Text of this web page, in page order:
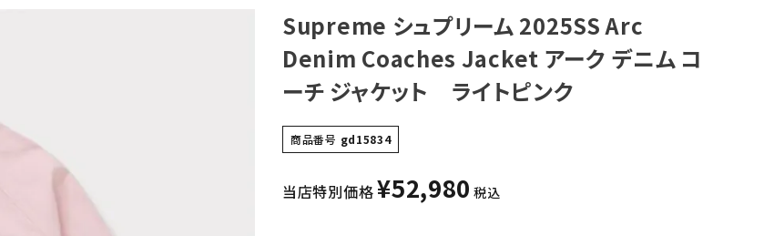
Supreme シュプリーム 2025SS Arc
Denim Coaches Jacket アーク デニム コ
ーチ ジャケット ライトピンク
商品番号 gd15834
当店特別価格¥52,980 税込